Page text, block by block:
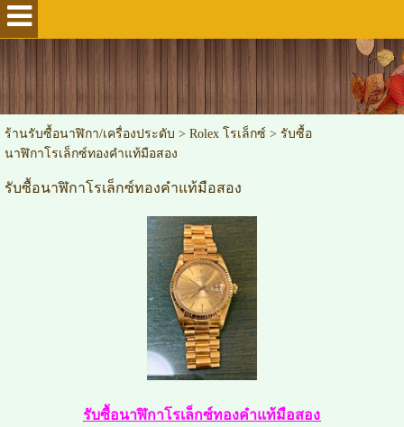
ร้านรับซื้อนาฬิกา/เครื่องประดับ > Rolex โรเล็กซ์ > รับซื้อ
นาฬิกาโรเล็กซ์ทองคําแท้มือสอง
รับซื้อนาฬิกาโรเล็กซ์ทองคําแท้มือสอง
รับซื้อนาฬิกาโรเล็กซ์ทองคําแท้มือสอง